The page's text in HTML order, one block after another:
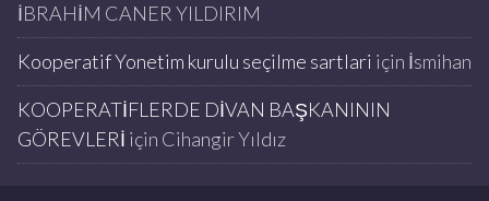
İBRAHİM CANER YILDIRIM
Kooperatif Yonetim kurulu seçilme sartlari için İsmihan
KOOPERATİFLERDE DİVAN BAŞKANININ
GÖREVLERİ için Cihangir Yıldız